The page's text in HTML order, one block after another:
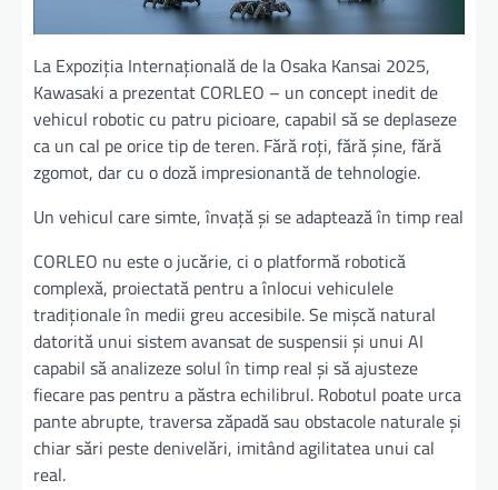
La Expoziția Internațională de la Osaka Kansai 2025,
Kawasaki a prezentat CORLEO – un concept inedit de
vehicul robotic cu patru picioare, capabil să se deplaseze
ca un cal pe orice tip de teren. Fără roți, fără șine, fără
zgomot, dar cu o doză impresionantă de tehnologie.
Un vehicul care simte, învață și se adaptează în timp real
CORLEO nu este o jucărie, ci o platformă robotică
complexă, proiectată pentru a înlocui vehiculele
tradiționale în medii greu accesibile. Se mișcă natural
datorită unui sistem avansat de suspensii și unui AI
capabil să analizeze solul în timp real și să ajusteze
fiecare pas pentru a păstra echilibrul. Robotul poate urca
pante abrupte, traversa zăpadă sau obstacole naturale și
chiar sări peste denivelări, imitând agilitatea unui cal
real.